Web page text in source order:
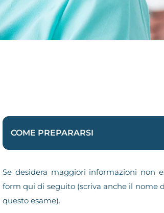
COME PREPARARSI
Se desidera maggiori informazioni non
form qui di seguito (scriva anche il nome
questo esame).